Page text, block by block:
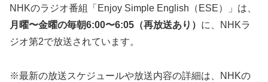
NHKのラジオ番組「Enjoy Simple English（ESE）」は、
月曜〜金曜の毎朝6:00〜6:05（再放送あり） に、NHKラ
ジオ第2で放送されています。
※最新の放送スケジュールや放送内容の詳細は、NHKの